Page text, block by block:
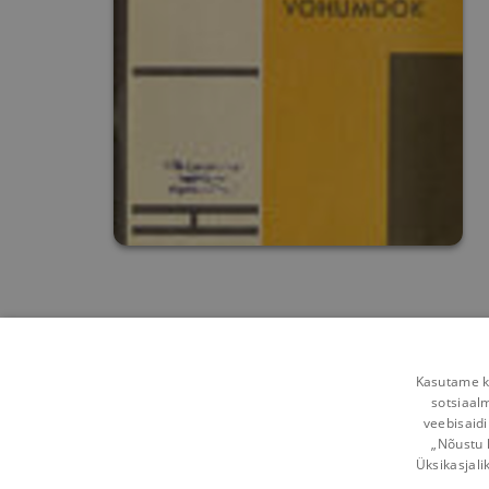
Kasutame
„Nõustu